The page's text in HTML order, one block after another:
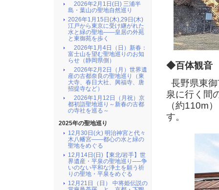
◆百体観音
長野県東
泉に行く間
（約110m
す。
2026年2月1日(日) 三浦半
島・葉山の聖地自然巡り
2026年1月15日(木),29日(木)
江戸から東京に受け継がれた
水と緑の聖地――皇居の外苑
と東御苑を歩く
2026年1月4日（日）新春：
富士山を望む聖地巡りのお知
らせ（静岡県側）
2026年2月2日（月）世界遺
産の古都奈良の聖地巡り（東
大寺、春日大社、興福寺、唐
招提寺など）
2026年1月12日（月祝）京
都初詣聖地巡り～新春の古都
の寺社を巡る～
2025年の聖地巡り
12月30日(火) 明治神宮と代々
木八幡宮――都心の水と緑の
聖地をめぐる
12月14日(日)【東北/岩手】世
界遺産・平泉の聖地巡り──争
いのない平和な浄土を願う祈
りの聖地・平泉をめぐる
12月21日（日） 中将姫伝説の